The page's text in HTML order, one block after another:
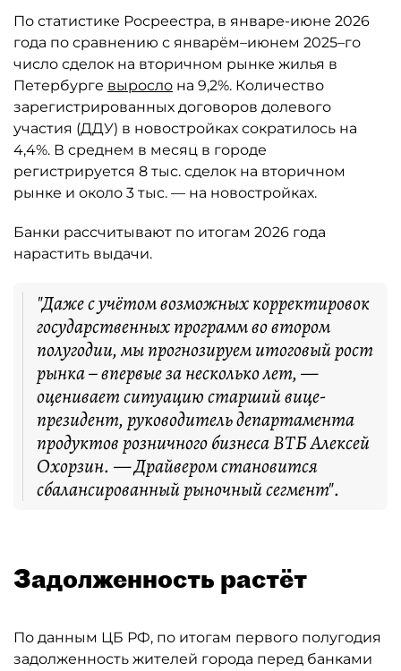
По статистике Росреестра, в январе-июне 2026
года по сравнению с январём–июнем 2025–го
число сделок на вторичном рынке жилья в
Петербурге выросло на 9,2%. Количество
зарегистрированных договоров долевого
участия (ДДУ) в новостройках сократилось на
4,4%. В среднем в месяц в городе
регистрируется 8 тыс. сделок на вторичном
рынке и около 3 тыс. — на новостройках.
Банки рассчитывают по итогам 2026 года
нарастить выдачи.
"Даже с учётом возможных корректировок
государственных программ во втором
полугодии, мы прогнозируем итоговый рост
рынка – впервые за несколько лет, —
оценивает ситуацию старший вице-
президент, руководитель департамента
продуктов розничного бизнеса ВТБ Алексей
Охорзин. — Драйвером становится
сбалансированный рыночный сегмент".
Задолженность растёт
По данным ЦБ РФ, по итогам первого полугодия
задолженность жителей города перед банками